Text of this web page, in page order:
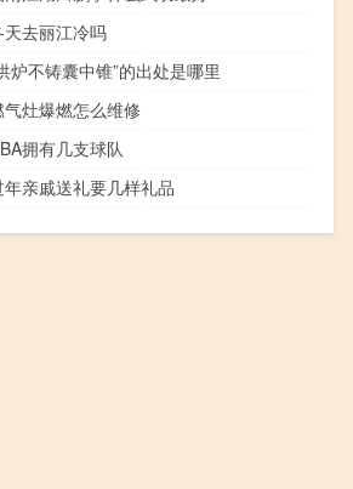
天去丽江冷吗
炉不铸囊中锥”的出处是哪里
气灶爆燃怎么维修
拥有几支球队
年亲戚送礼要几样礼品